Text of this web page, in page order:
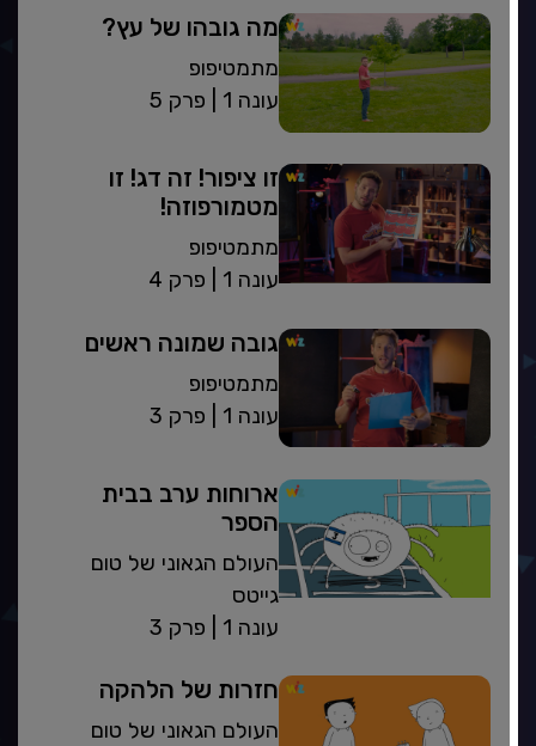
מה גובהו של עץ?
מתמטיפופ
פרק 5
| עונה 1
זו ציפור! זה דג! זו
מטמורפוזה!
מתמטיפופ
פרק 4
| עונה 1
גובה שמונה ראשים
מתמטיפופ
פרק 3
| עונה 1
ארוחות ערב בבית
הספר
העולם הגאוני של טום
גייטס
פרק 3
| עונה 1
חזרות של הלהקה
העולם הגאוני של טום